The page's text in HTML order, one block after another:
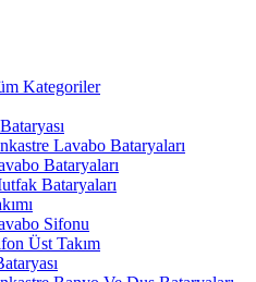
Kategoriler
Lavabo Bataryaları
Bataryaları
Bataryaları
Sifonu
Üst Takım